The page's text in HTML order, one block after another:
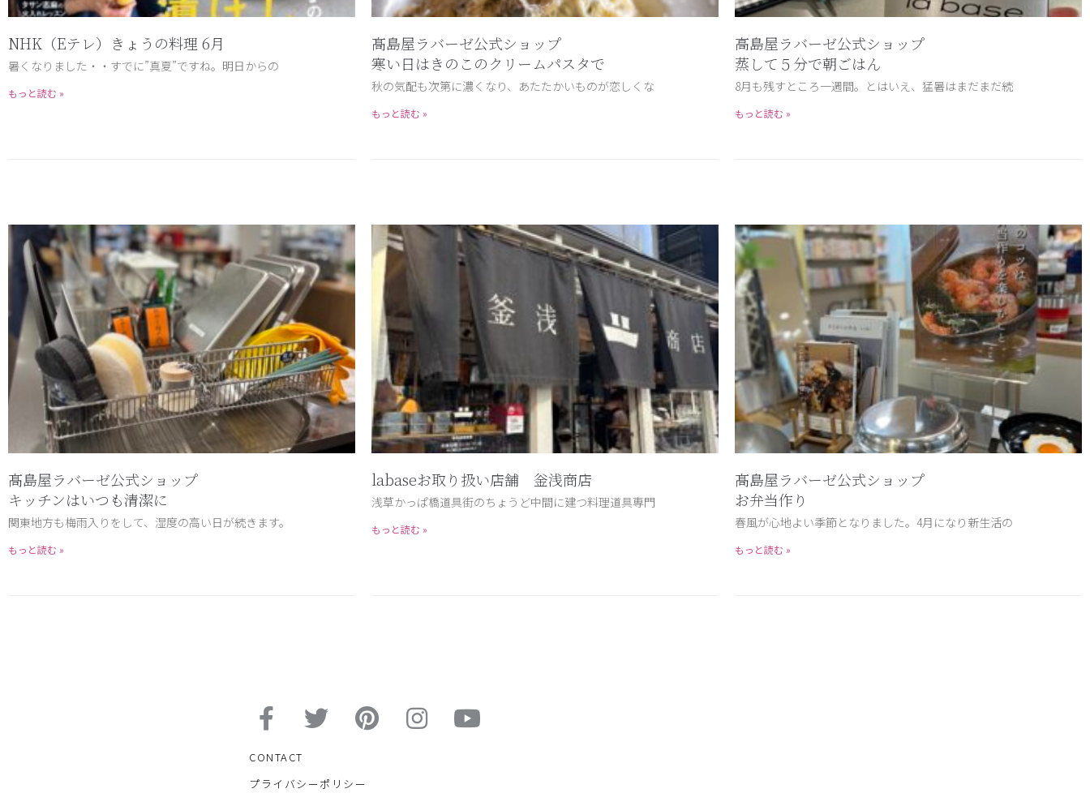
NHK（Eテレ）きょうの料理 6月
暑くなりました・・すでに”真夏”ですね。明日からの
もっと読む »
髙島屋ラバーゼ公式ショップ
寒い日はきのこのクリームパスタで
秋の気配も次第に濃くなり、あたたかいものが恋しくな
もっと読む »
高島屋ラバーゼ公式ショップ
蒸して５分で朝ごはん
8月も残すところ一週間。とはいえ、猛暑はまだまだ続
もっと読む »
髙島屋ラバーゼ公式ショップ
キッチンはいつも清潔に
関東地方も梅雨入りをして、湿度の高い日が続きます。
もっと読む »
labaseお取り扱い店舗 釡浅商店
浅草かっぱ橋道具街のちょうど中間に建つ料理道具専門
もっと読む »
髙島屋ラバーゼ公式ショップ
お弁当作り
春風が心地よい季節となりました。4月になり新生活の
もっと読む »
CONTACT
プライバシーポリシー